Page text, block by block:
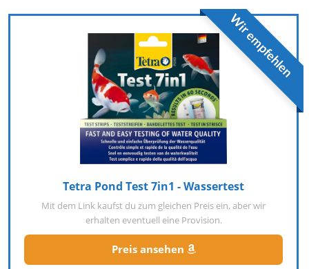
Wir empfehlen
Tetra Pond Test 7in1 - Wassertest
Mit dem Link kaufst du zum gleichen Preis ein, aber wir
erhalten eventuell eine Provision.
Preis ansehen